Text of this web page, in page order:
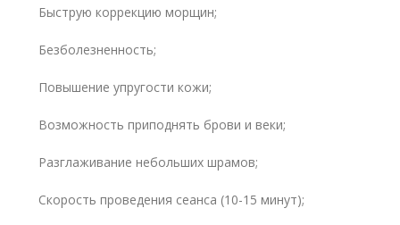
Быструю коррекцию морщин;
Безболезненность;
Повышение упругости кожи;
Возможность приподнять брови и веки;
Разглаживание небольших шрамов;
Скорость проведения сеанса (10-15 минут);